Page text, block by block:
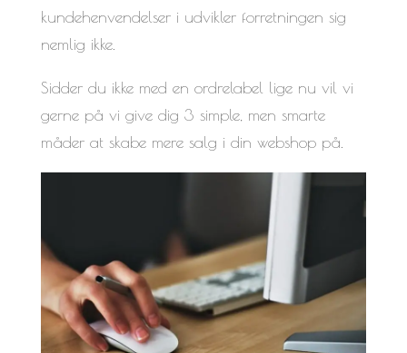
kundehenvendelser i udvikler forretningen sig
nemlig ikke.
Sidder du ikke med en ordrelabel lige nu vil vi
gerne på vi give dig 3 simple, men smarte
måder at skabe mere salg i din webshop på.